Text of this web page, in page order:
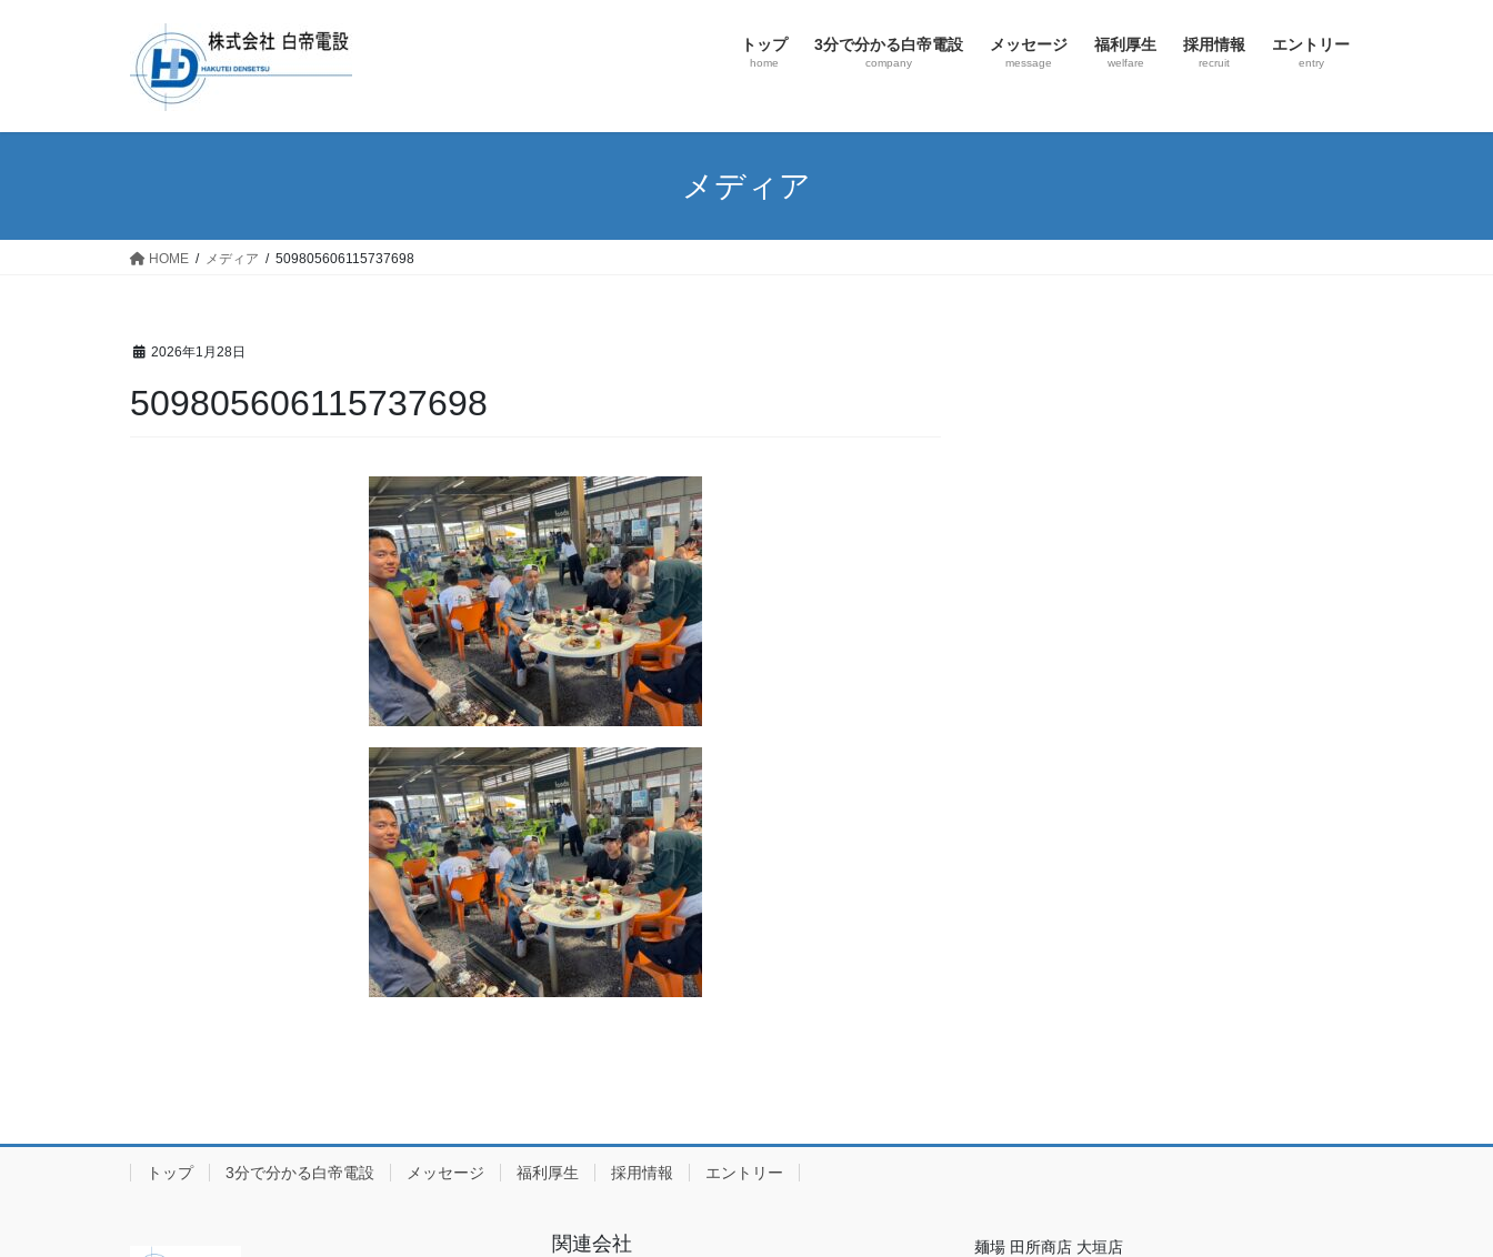
トップ
home
3分で分かる白帝電設
company
メッセージ
message
福利厚生
welfare
採用情報
recruit
エントリー
entry
メディア
HOME メディア 509805606115737698
2026年1月28日
509805606115737698
トップ 3分で分かる白帝電設 メッセージ 福利厚生 採用情報 エントリー
関連会社
麺場 田所商店 大垣店